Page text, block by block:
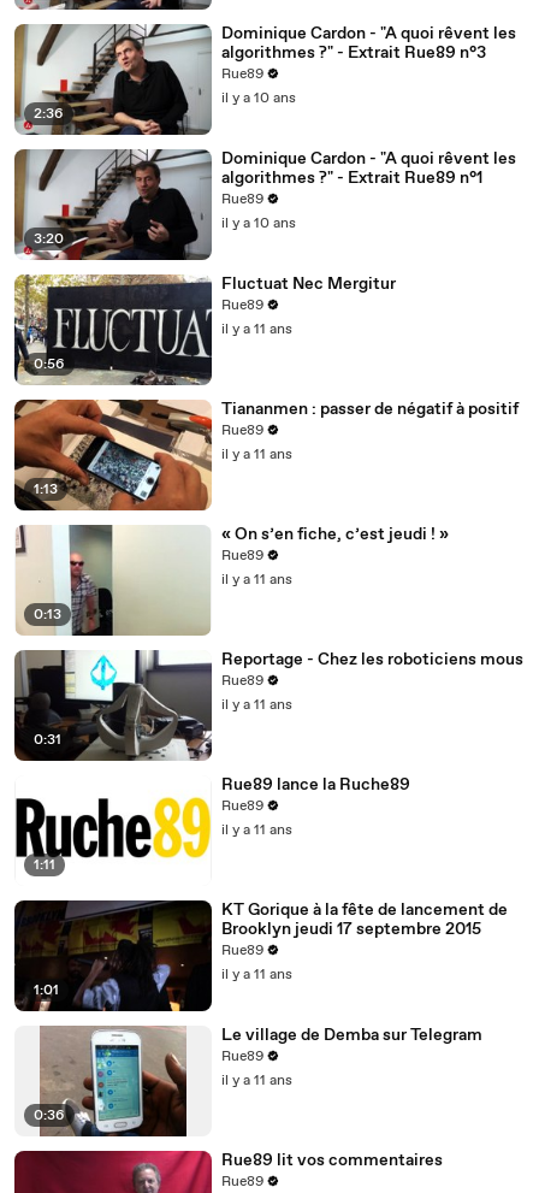
2:36
Dominique Cardon - "A quoi rêvent les
algorithmes ?" - Extrait Rue89 n°3
Rue89
il y a 10 ans
3:20
Dominique Cardon - "A quoi rêvent les
algorithmes ?" - Extrait Rue89 n°1
Rue89
il y a 10 ans
0:56
Fluctuat Nec Mergitur
Rue89
il y a 11 ans
1:13
Tiananmen : passer de négatif à positif
Rue89
il y a 11 ans
0:13
« On s’en fiche, c’est jeudi ! »
Rue89
il y a 11 ans
0:31
Reportage - Chez les roboticiens mous
Rue89
il y a 11 ans
1:11
Rue89 lance la Ruche89
Rue89
il y a 11 ans
1:01
KT Gorique à la fête de lancement de
Brooklyn jeudi 17 septembre 2015
Rue89
il y a 11 ans
0:36
Le village de Demba sur Telegram
Rue89
il y a 11 ans
Rue89 lit vos commentaires
Rue89